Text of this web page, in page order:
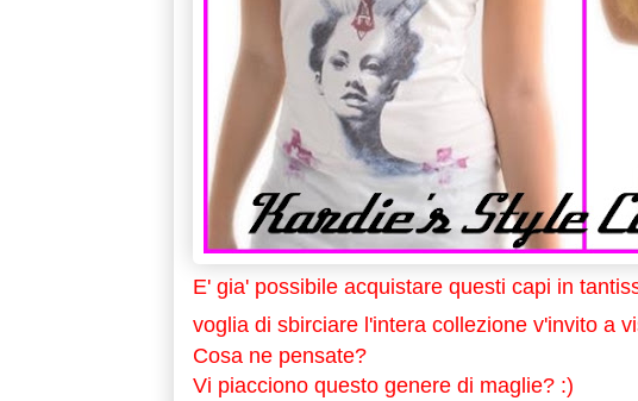
E' gia' possibile acquistare questi capi in
voglia di sbirciare l'intera collezione v'invito a
Cosa ne pensate?
Vi piacciono questo genere di maglie? :)